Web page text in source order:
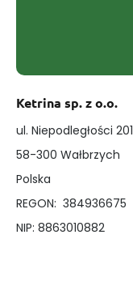
Ketrina sp. z o.o.
ul. Niepodległości 201
58-300 Wałbrzych
Polska
REGON: 384936675
NIP: 8863010882